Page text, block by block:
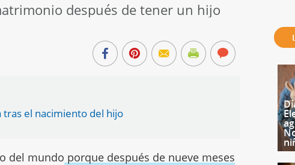
después de tener un hijo
tras el nacimiento del hijo
del mundo porque después de nueve meses